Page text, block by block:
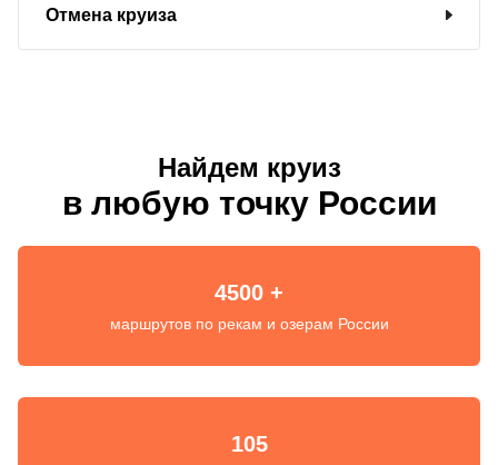
Отмена круиза
Найдем круиз
в любую точку России
4500 +
маршрутов по рекам и озерам России
105